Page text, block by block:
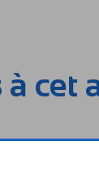
cet